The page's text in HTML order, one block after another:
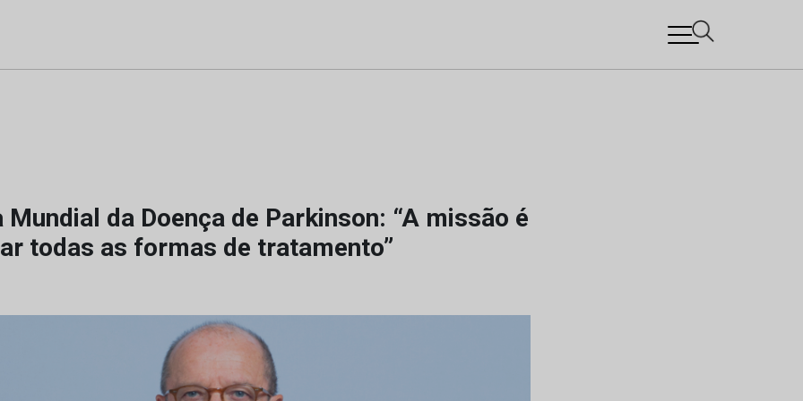
Mundial da Doença de Parkinson: “A missão é
todas as formas de tratamento”